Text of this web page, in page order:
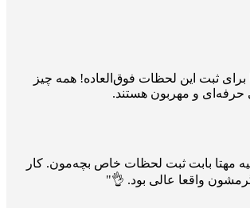
برای ثبت این لحظات فوق‌العاده! همه چیز
حرفه‌ای و مهربون هستند.
مهتا بابت ثبت لحظات خاص بچه‌مون. کار
واقعا عالی بود. 👌"